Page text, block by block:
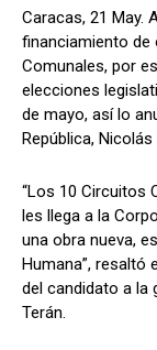
Caracas, 21 May.
financiamiento de
Comunales, por
elecciones
de mayo, así lo
República, Nicolás
“Los 10 Circuitos
les llega a la
una obra nueva,
Humana”, resaltó
del candidato a la
Terán.